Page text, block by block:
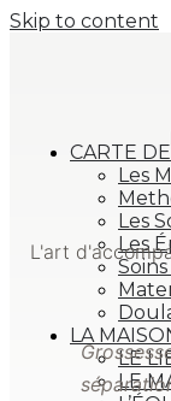
Skip to content
CARTE
Les
Les
Les
LA
LE
LE
L'art